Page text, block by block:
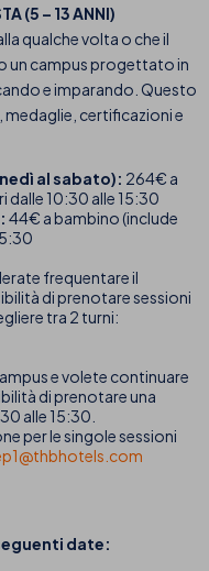
(5 – 13 ANNI)
qualche volta o che il
un campus progettato in
e imparando. Questo
certificazioni e
al sabato): 264€ a
dalle 10:30 alle 15:30
44€ a bambino (include
frequentare il
di prenotare sessioni
tra 2 turni:
e volete continuare
di prenotare una
alle 15:30.
per le singole sessioni
date: